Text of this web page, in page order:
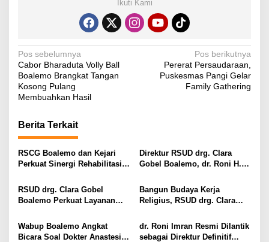
Ikuti Kami
N
a
v
g
a
s
p
o
s
Pos sebelumnya
Cabor Bharaduta Volly Ball
Boalemo Brangkat Tangan
Kosong Pulang
Membuahkan Hasil
Pos berikutnya
Pererat Persaudaraan,
Puskesmas Pangi Gelar
Family Gathering
Berita Terkait
RSCG Boalemo dan Kejari
Perkuat Sinergi Rehabilitasi
Narkotika melalui Keadilan
Restoratif
Direktur RSUD drg. Clara
Gobel Boalemo, dr. Roni H.
Strategis Penguatan Layanan
Uronefrologi
RSUD drg. Clara Gobel
Boalemo Perkuat Layanan
Nasional, dr. Roni H. Imran:
Tingkatkan Akses Layanan
Bangun Budaya Kerja
Religius, RSUD drg. Clara
Program Baca Al-Qur’an bagi
Seluruh Pegawai
Wabup Boalemo Angkat
Bicara Soal Dokter Anastesi
dr. Roni Imran Resmi Dilantik
sebagai Direktur Definitif